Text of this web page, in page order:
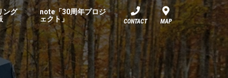
ング
note「30周年プロジ
ェクト」
CONTACT MAP